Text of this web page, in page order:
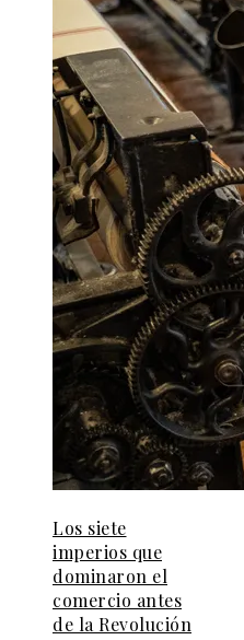
Los siete
imperios que
dominaron el
comercio antes
de la Revolución